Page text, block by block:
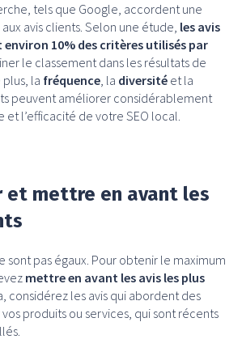
tels que Google, accordent une
avis clients. Selon une étude, les avis
10% des critères utilisés par
le classement dans les résultats de
la fréquence, la diversité et la
peuvent améliorer considérablement
et l’efficacité de votre SEO local.
et mettre en avant les
sont pas égaux. Pour obtenir le maximum
mettre en avant les avis les plus
considérez les avis qui abordent des
produits ou services, qui sont récents